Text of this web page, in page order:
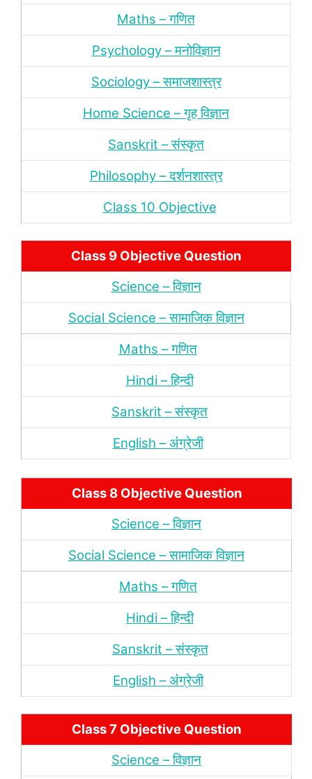
Maths – गणित
Psychology – मनोविज्ञान
Sociology – समाजशास्‍त्र
Home Science – गृह विज्ञान
Sanskrit – संस्‍कृत
Philosophy – दर्शनशास्‍त्र
Class 10 Objective
Class 9 Objective Question
Science – विज्ञान
Social Science – सामाजिक विज्ञान
Maths – गणित
Hindi – हिन्‍दी
Sanskrit – संस्‍कृत
English – अंंग्रेजी
Class 8 Objective Question
Science – विज्ञान
Social Science – सामाजिक विज्ञान
Maths – गणित
Hindi – हिन्‍दी
Sanskrit – संस्‍कृत
English – अंंग्रेजी
Class 7 Objective Question
Science – विज्ञान